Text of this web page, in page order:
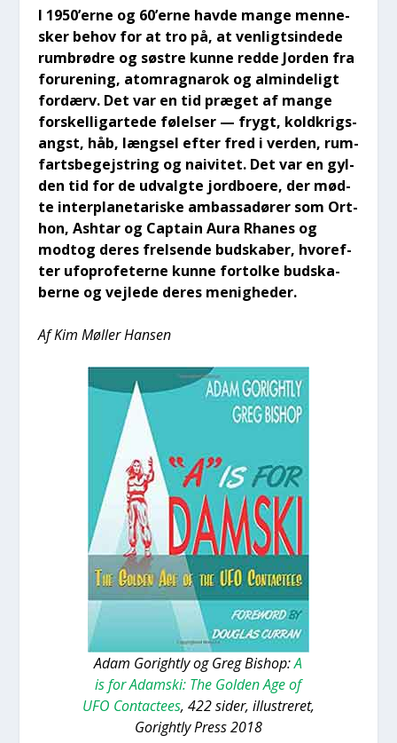
I 1950’erne og 60’erne hav­de man­ge men­ne­
sker behov for at tro på, at ven­ligtsin­de­de
rum­brød­re og søstre kun­ne red­de Jor­den fra
foru­re­ning, atom­rag­na­rok og almin­de­ligt
for­dærv. Det var en tid præ­get af man­ge
for­skel­lig­ar­te­de følel­ser — frygt, kold­krigs­
angst, håb, længsel efter fred i ver­den, rum­
farts­be­gej­string og nai­vi­tet. Det var en gyl­
den tid for de udvalg­te jord­bo­e­re, der mød­
te inter­pla­ne­ta­ri­ske ambas­sa­dø­rer som Ort­
hon, Ash­tar og Cap­tain Aura Rha­nes og
modt­og deres frel­sen­de bud­ska­ber, hvor­ef­
ter ufopro­fe­ter­ne kun­ne for­tol­ke bud­ska­
ber­ne og vej­le­de deres menig­he­der.
Af Kim Møl­ler Han­sen
Adam Goright­ly og Greg Bis­hop:A
is for Adam­ski: The Gol­den Age of
UFO Con­ta­cte­es, 422 sider, illu­stre­ret,
Goright­ly Press 2018